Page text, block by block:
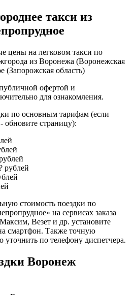
такси из
цены на легковом такси по
из Воронежа (Воронежская
(Запорожская область)
офертой и
для ознакомления.
по основным тарифам (если
обновите страницу):
рублей
стоимость поездки по
на сервисах заказа
Везет и др. установите
смартфон. Также точную
уточнить по телефону диспетчера.
Воронеж